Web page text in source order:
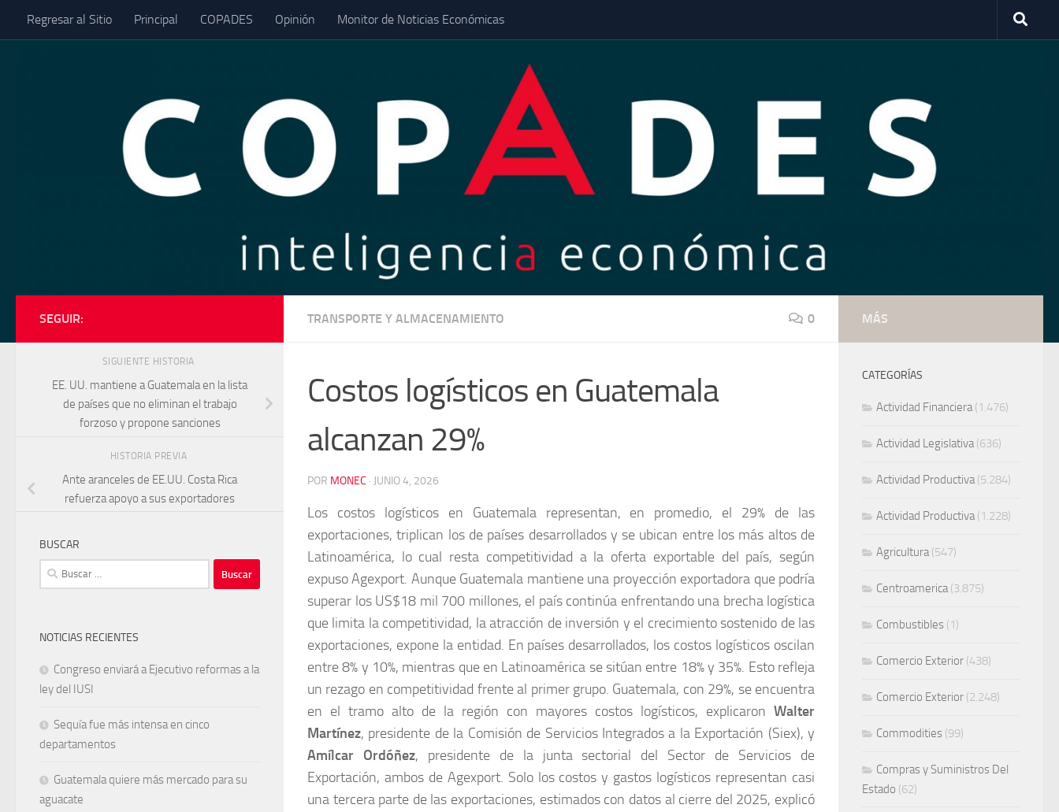
Saltar al contenido
Regresar al Sitio Principal COPADES Opinión Monitor de Noticias Económicas
TRANSPORTE Y ALMACENAMIENTO 0
Costos logísticos en Guatemala
alcanzan 29%
POR MONEC · JUNIO 4, 2026
Los costos logísticos en Guatemala representan, en promedio, el 29% de las
exportaciones, triplican los de países desarrollados y se ubican entre los más altos de
Latinoamérica, lo cual resta competitividad a la oferta exportable del país, según
expuso Agexport. Aunque Guatemala mantiene una proyección exportadora que podría
superar los US$18 mil 700 millones, el país continúa enfrentando una brecha logística
que limita la competitividad, la atracción de inversión y el crecimiento sostenido de las
exportaciones, expone la entidad. En países desarrollados, los costos logísticos oscilan
entre 8% y 10%, mientras que en Latinoamérica se sitúan entre 18% y 35%. Esto refleja
un rezago en competitividad frente al primer grupo. Guatemala, con 29%, se encuentra
en el tramo alto de la región con mayores costos logísticos, explicaron Walter
Martínez, presidente de la Comisión de Servicios Integrados a la Exportación (Siex), y
Amílcar Ordóñez, presidente de la junta sectorial del Sector de Servicios de
Exportación, ambos de Agexport. Solo los costos y gastos logísticos representan casi
una tercera parte de las exportaciones, estimados con datos al cierre del 2025, explicó
SEGUIR:
SIGUIENTE HISTORIA
EE. UU. mantiene a Guatemala en la lista
de países que no eliminan el trabajo
forzoso y propone sanciones
HISTORIA PREVIA
Ante aranceles de EE.UU. Costa Rica
refuerza apoyo a sus exportadores
BUSCAR
Buscar:
NOTICIAS RECIENTES
Congreso enviará a Ejecutivo reformas a la
ley del IUSI
Sequía fue más intensa en cinco
departamentos
Guatemala quiere más mercado para su
aguacate
MÁS
CATEGORÍAS
Actividad Financiera(1.476)
Actividad Legislativa(636)
Actividad Productiva(5.284)
Actividad Productiva(1.228)
Agricultura(547)
Centroamerica(3.875)
Combustibles (1)
Comercio Exterior (438)
Comercio Exterior (2.248)
Commodities (99)
Compras y Suministros Del
Estado (62)